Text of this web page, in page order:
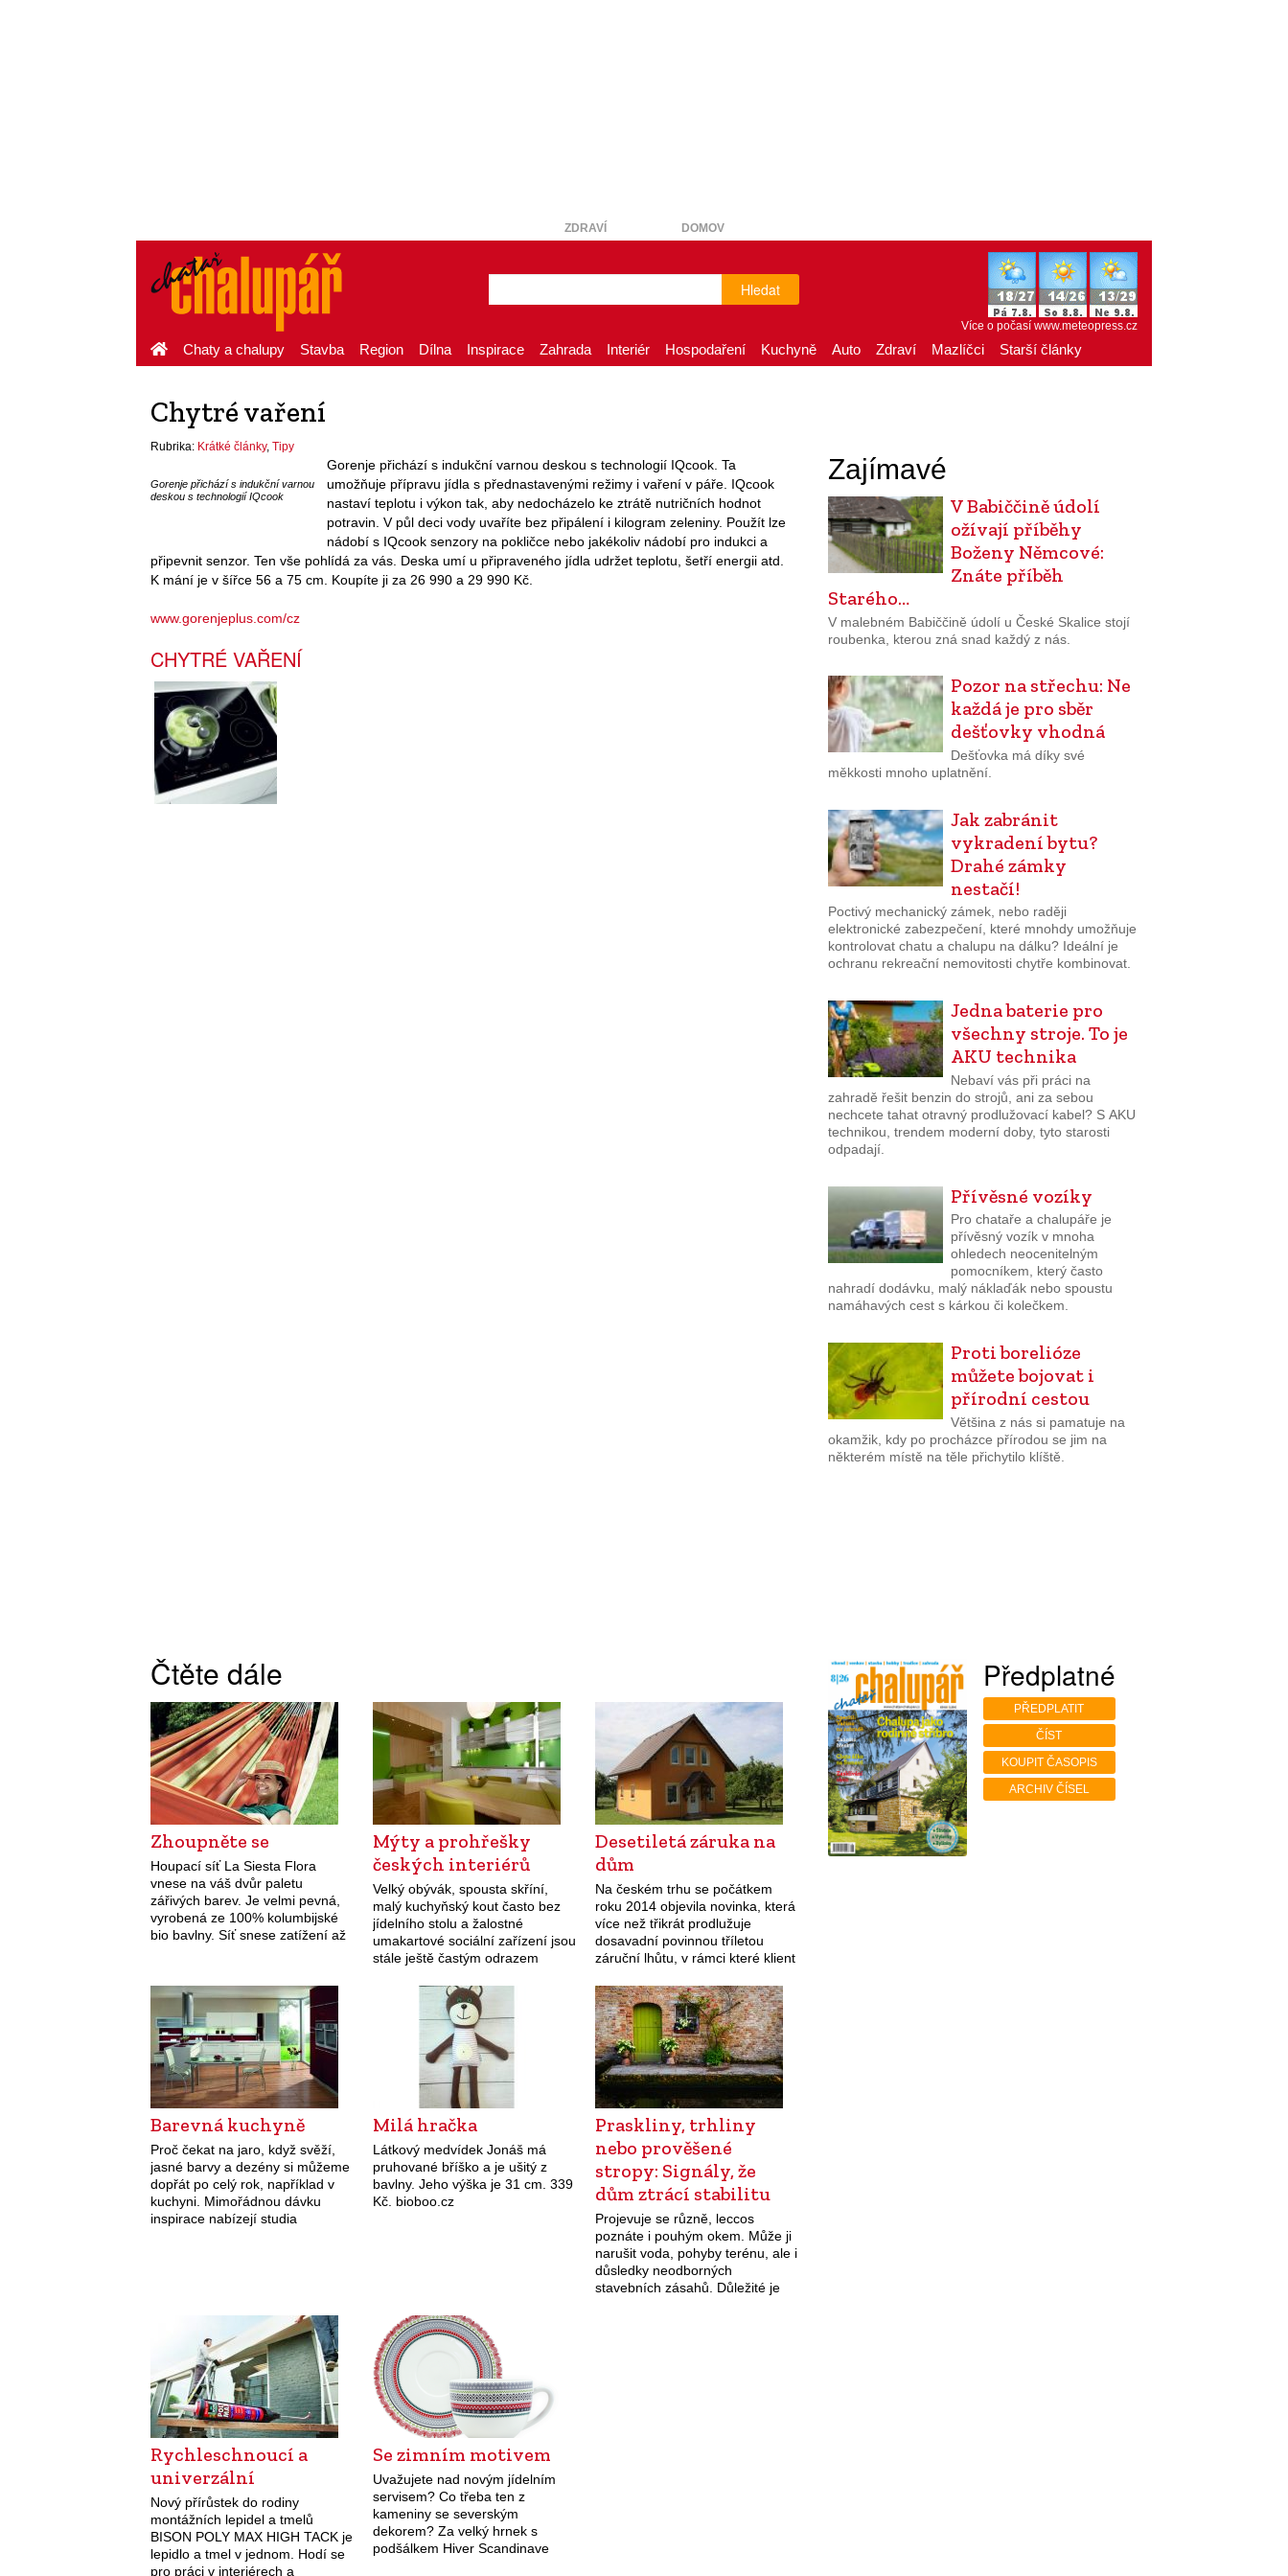
ZDRAVÍ DOMOV
Hledat
Více o počasí www.meteopress.cz
Chaty a chalupy Stavba Region Dílna Inspirace Zahrada Interiér Hospodaření Kuchyně Auto Zdraví Mazlíčci Starší články
Chytré vaření
Rubrika: Krátké články, Tipy
Gorenje přichází s indukční varnou
deskou s technologií IQcook
Gorenje přichází s indukční varnou deskou s technologií IQcook. Ta
umožňuje přípravu jídla s přednastavenými režimy i vaření v páře. IQcook
nastaví teplotu i výkon tak, aby nedocházelo ke ztrátě nutričních hodnot
potravin. V půl deci vody uvaříte bez připálení i kilogram zeleniny. Použít lze
nádobí s IQcook senzory na pokličce nebo jakékoliv nádobí pro indukci a
připevnit senzor. Ten vše pohlídá za vás. Deska umí u připraveného jídla udržet teplotu, šetří energii atd.
K mání je v šířce 56 a 75 cm. Koupíte ji za 26 990 a 29 990 Kč.
www.gorenjeplus.com/cz
CHYTRÉ VAŘENÍ
Zajímavé
V Babiččině údolí
ožívají příběhy
Boženy Němcové:
Znáte příběh
Starého…
V malebném Babiččině údolí u České Skalice stojí
roubenka, kterou zná snad každý z nás.
Pozor na střechu: Ne
každá je pro sběr
dešťovky vhodná
Dešťovka má díky své
měkkosti mnoho uplatnění.
Jak zabránit
vykradení bytu?
Drahé zámky
nestačí!
Poctivý mechanický zámek, nebo raději
elektronické zabezpečení, které mnohdy umožňuje
kontrolovat chatu a chalupu na dálku? Ideální je
ochranu rekreační nemovitosti chytře kombinovat.
Jedna baterie pro
všechny stroje. To je
AKU technika
Nebaví vás při práci na
zahradě řešit benzin do strojů, ani za sebou
nechcete tahat otravný prodlužovací kabel? S AKU
technikou, trendem moderní doby, tyto starosti
odpadají.
Přívěsné vozíky
Pro chataře a chalupáře je
přívěsný vozík v mnoha
ohledech neocenitelným
pomocníkem, který často
nahradí dodávku, malý náklaďák nebo spoustu
namáhavých cest s kárkou či kolečkem.
Proti borelióze
můžete bojovat i
přírodní cestou
Většina z nás si pamatuje na
okamžik, kdy po procházce přírodou se jim na
některém místě na těle přichytilo klíště.
Čtěte dále
Zhoupněte se
Houpací síť La Siesta Flora
vnese na váš dvůr paletu
zářivých barev. Je velmi pevná,
vyrobená ze 100% kolumbijské
bio bavlny. Síť snese zatížení až
Mýty a prohřešky
českých interiérů
Velký obývák, spousta skříní,
malý kuchyňský kout často bez
jídelního stolu a žalostné
umakartové sociální zařízení jsou
stále ještě častým odrazem
domácností. Zvažujete-li
přestěhování do takového
interiéru, či v něm dokonce žijete,
Desetiletá záruka na
dům
Na českém trhu se počátkem
roku 2014 objevila novinka, která
více než třikrát prodlužuje
dosavadní povinnou tříletou
záruční lhůtu, v rámci které klient
domu. S novinkou přichází na
trh společnost Ekonomické
stavby,…
Barevná kuchyně
Proč čekat na jaro, když svěží,
jasné barvy a dezény si můžeme
dopřát po celý rok, například v
kuchyni. Mimořádnou dávku
inspirace nabízejí studia
Milá hračka
Látkový medvídek Jonáš má
pruhované bříško a je ušitý z
bavlny. Jeho výška je 31 cm. 339
Kč. bioboo.cz
Praskliny, trhliny
nebo prověšené
stropy: Signály, že
dům ztrácí stabilitu
Projevuje se různě, leccos
poznáte i pouhým okem. Může ji
narušit voda, pohyby terénu, ale i
důsledky neodborných
stavebních zásahů. Důležité je
Rychleschnoucí a
univerzální
Nový přírůstek do rodiny
montážních lepidel a tmelů
BISON POLY MAX HIGH TACK je
lepidlo a tmel v jednom. Hodí se
pro práci v interiérech a
Se zimním motivem
Uvažujete nad novým jídelním
servisem? Co třeba ten z
kameniny se severským
dekorem? Za velký hrnek s
podšálkem Hiver Scandinave
Předplatné
PŘEDPLATIT
ČÍST
KOUPIT ČASOPIS
ARCHIV ČÍSEL